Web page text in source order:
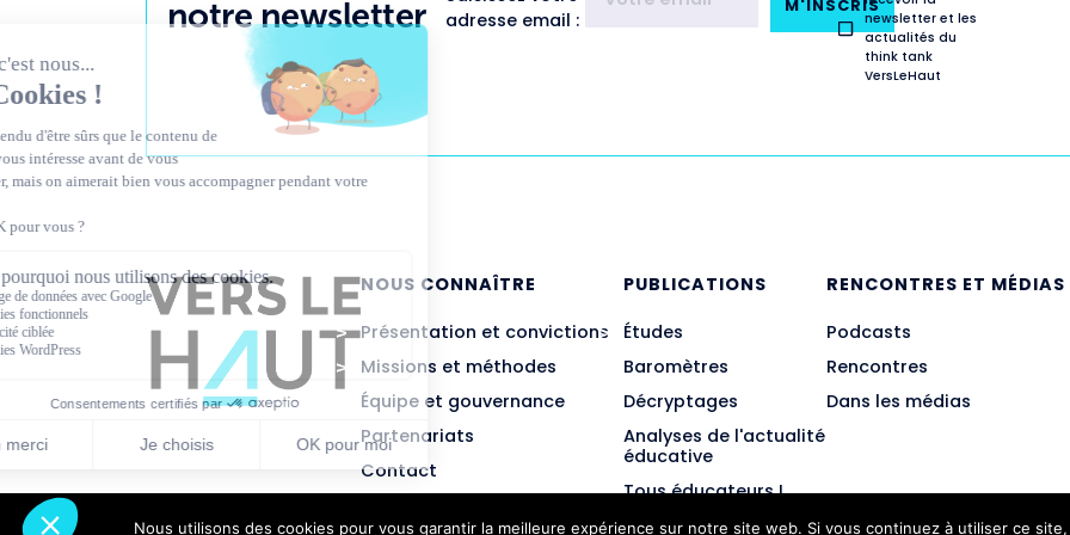
notre newsletter
adresse email :
M'INSCRIS
newsletter et les
actualités du
think tank
VersLeHaut
NOUS CONNAÎTRE
Présentation et convictions
Missions et méthodes
Équipe et gouvernance
Partenariats
Contact
PUBLICATIONS
Études
Baromètres
Décryptages
Analyses de l'actualité
éducative
Tous éducateurs !
RENCONTRES ET MÉDIAS
Podcasts
Rencontres
Dans les médias
Nous utilisons des cookies pour vous garantir la meilleure expérience sur notre site web. Si vous continuez à utiliser ce